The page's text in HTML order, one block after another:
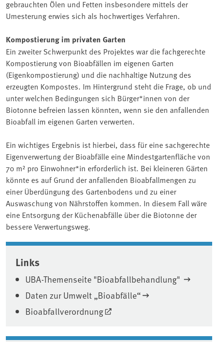
gebrauchten Ölen und Fetten insbesondere mittels der
Umesterung erwies sich als hochwertiges Verfahren.
Kompostierung im privaten Garten
Ein zweiter Schwerpunkt des Projektes war die fachgerechte
Kompostierung von Bioabfällen im eigenen Garten
(Eigenkompostierung) und die nachhaltige Nutzung des
erzeugten Kompostes. Im Hintergrund steht die Frage, ob und
unter welchen Bedingungen sich Bürger*innen von der
Biotonne befreien lassen könnten, wenn sie den anfallenden
Bioabfall im eigenen Garten verwerten.
Ein wichtiges Ergebnis ist hierbei, dass für eine sachgerechte
Eigenverwertung der Bioabfälle eine Mindestgartenfläche von
70 m² pro Einwohner*in erforderlich ist. Bei kleineren Gärten
könnte es auf Grund der anfallenden Bioabfallmengen zu
einer Überdüngung des Gartenbodens und zu einer
Auswaschung von Nährstoffen kommen. In diesem Fall wäre
eine Entsorgung der Küchenabfälle über die Biotonne der
bessere Verwertungsweg.
Associated content
Links
UBA-Themenseite "Bioabfallbehandlung"
Daten zur Umwelt „Bioabfälle“
Bioabfallverordnung